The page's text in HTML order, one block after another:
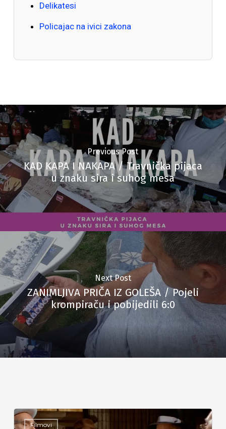
Delikatesi
Policajac na ivici zakona
Previous Post
KAD KAPA I NAKAPA / Travnička pijaca
u znaku sira i suhog mesa
Next Post
ZANIMLJIVA PRIČA IZ GOLEŠA / Pojeli
krompiraču i pobijedili 6:0
Filmovi